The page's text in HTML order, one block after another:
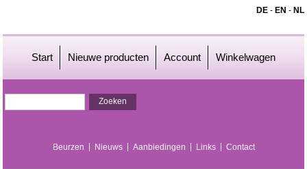
DE- EN - NL
Start Nieuwe producten Account Winkelwagen
Beurzen Nieuws Aanbiedingen Links Contact